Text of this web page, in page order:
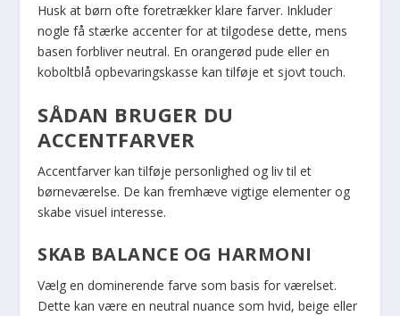
Husk at børn ofte foretrækker klare farver. Inkluder
nogle få stærke accenter for at tilgodese dette, mens
basen forbliver neutral. En orangerød pude eller en
koboltblå opbevaringskasse kan tilføje et sjovt touch.
SÅDAN BRUGER DU
ACCENTFARVER
Accentfarver kan tilføje personlighed og liv til et
børneværelse. De kan fremhæve vigtige elementer og
skabe visuel interesse.
SKAB BALANCE OG HARMONI
Vælg en dominerende farve som basis for værelset.
Dette kan være en neutral nuance som hvid, beige eller